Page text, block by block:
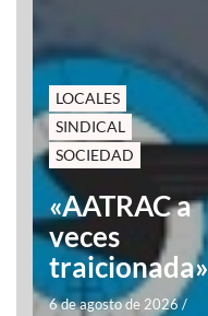
LOCALES
SINDICAL
SOCIEDAD
«AATRAC a
veces
traicionada»
6 de agosto de 2026/